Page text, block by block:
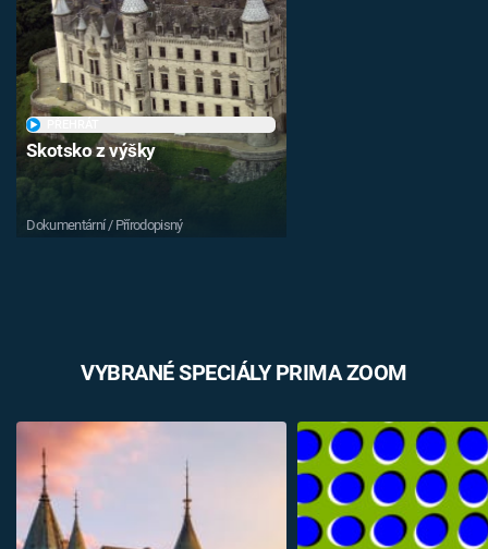
Skotsko z výšky
Dokumentární / Přírodopisný
VYBRANÉ SPECIÁLY PRIMA ZOOM